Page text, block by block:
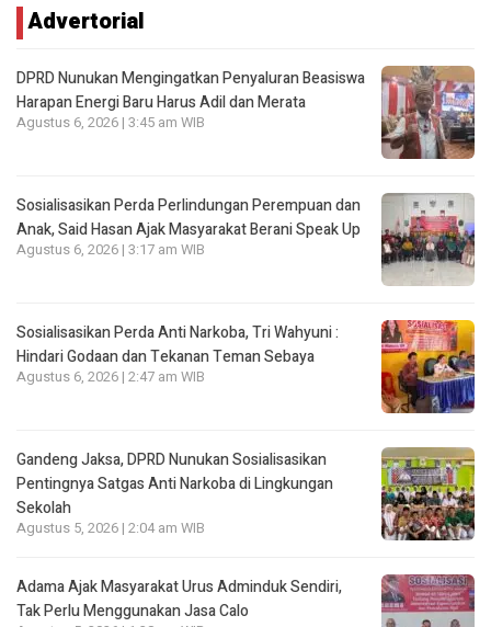
Advertorial
DPRD Nunukan Mengingatkan Penyaluran Beasiswa
Harapan Energi Baru Harus Adil dan Merata
Agustus 6, 2026 | 3:45 am WIB
Sosialisasikan Perda Perlindungan Perempuan dan
Anak, Said Hasan Ajak Masyarakat Berani Speak Up
Agustus 6, 2026 | 3:17 am WIB
Sosialisasikan Perda Anti Narkoba, Tri Wahyuni :
Hindari Godaan dan Tekanan Teman Sebaya
Agustus 6, 2026 | 2:47 am WIB
Gandeng Jaksa, DPRD Nunukan Sosialisasikan
Pentingnya Satgas Anti Narkoba di Lingkungan
Sekolah
Agustus 5, 2026 | 2:04 am WIB
Adama Ajak Masyarakat Urus Adminduk Sendiri,
Tak Perlu Menggunakan Jasa Calo